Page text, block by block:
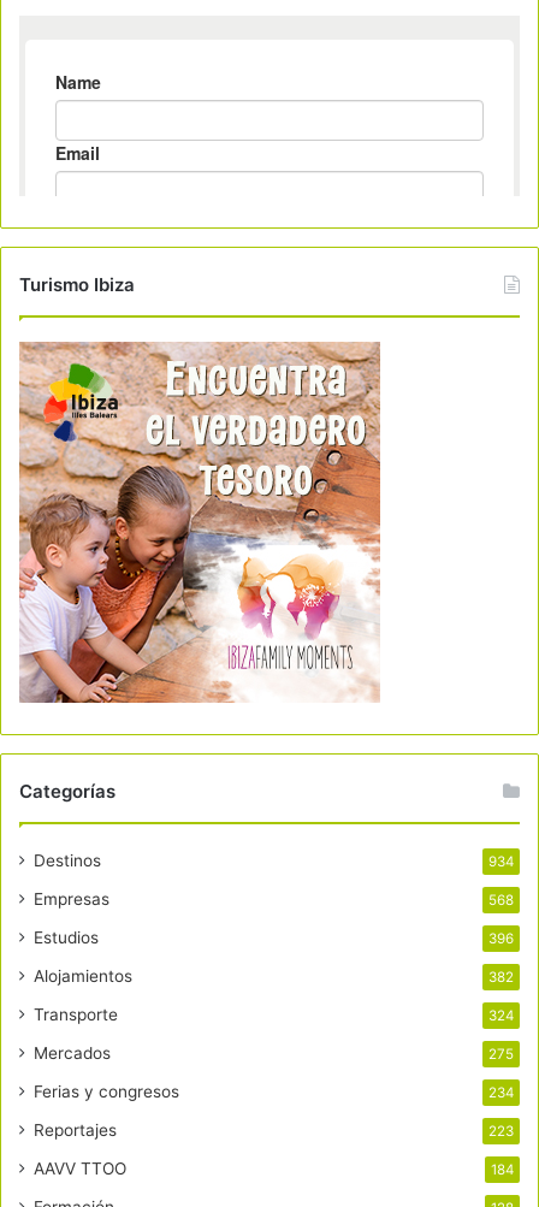
Turismo Ibiza
Categorías
Destinos 934
Empresas 568
Estudios 396
Alojamientos 382
Transporte 324
Mercados 275
Ferias y congresos 234
Reportajes 223
AAVV TTOO 184